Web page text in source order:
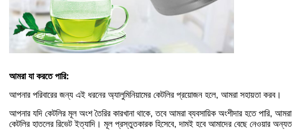
আমরা যা করতে পারি:
আপনার পরিবারের জন্য এই ধরনের অ্যালুমিনিয়ামের কেটলির প্রয়োজন হলে, আমরা সহায়তা করব।
আপনার যদি কেটলির মূল অংশ তৈরির কারখানা থাকে, তবে আমরা ব্যবসায়িক অংশীদার হতে পারি,
কেটলির হাতলের রিভেট ইত্যাদি। মূল প্রস্তুতকারক হিসেবে, দামই হবে আমাদের বেছে নেওয়ার